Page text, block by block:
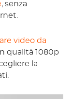
, senza
video da
qualità 1080p
la